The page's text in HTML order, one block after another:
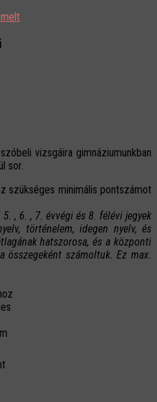
vizsgáira gimnáziumunkban
sor.
szükséges minimális pontszámot
, 6. , 7. évvégi és 8. félévi jegyek
történelem, idegen nyelv, és
hatszorosa, és a központi
összegeként számoltuk. Ez max.